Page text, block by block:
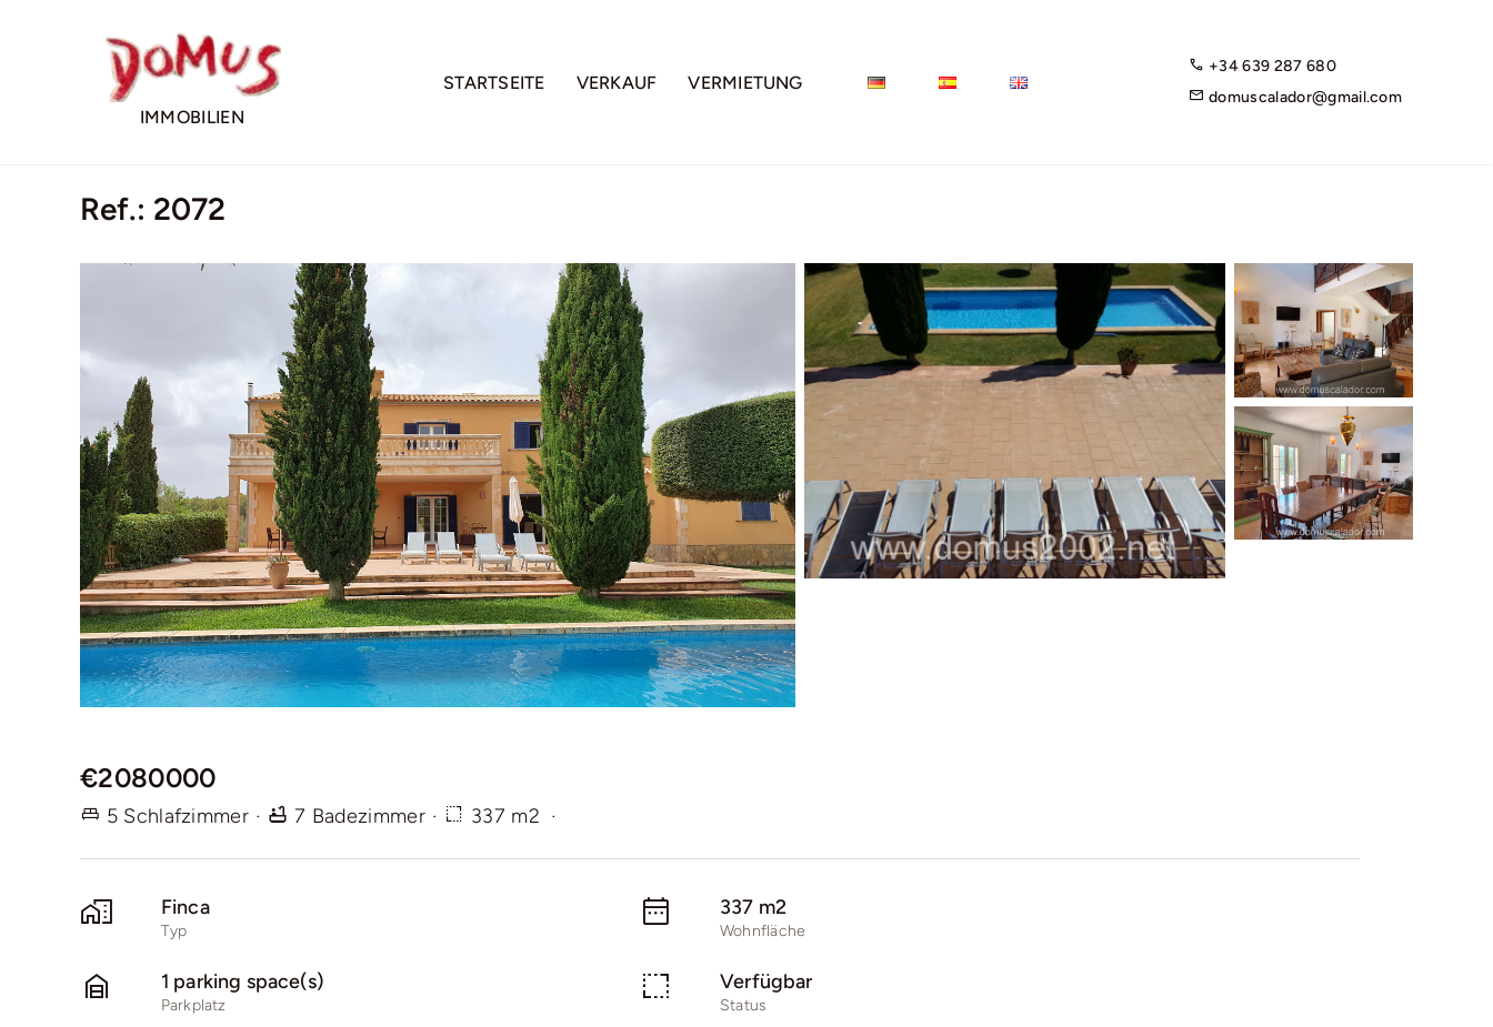
IMMOBILIEN
STARTSEITE VERKAUF VERMIETUNG
+34 639 287 680
domuscalador@gmail.com
Ref.: 2072
€2080000
5 Schlafzimmer · 7 Badezimmer · 337 m2 ·
Finca
Typ
337 m2
Wohnfläche
1 parking space(s)
Parkplatz
Verfügbar
Status